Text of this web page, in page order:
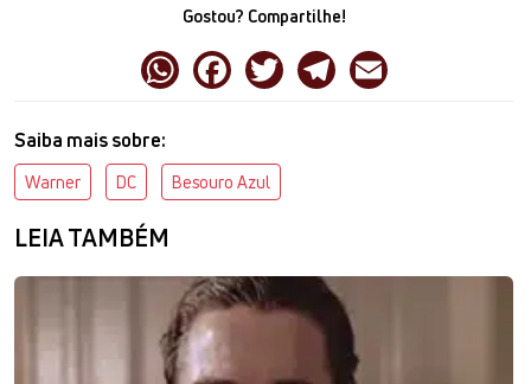
Gostou? Compartilhe!
Saiba mais sobre:
Warner DC Besouro Azul
LEIA TAMBÉM